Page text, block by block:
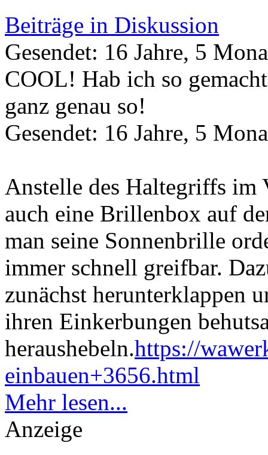
Beiträge in Diskussion
Gesendet: 16 Jahre, 5
COOL! Hab ich so
ganz genau so!
Gesendet: 16 Jahre, 5
Anstelle des Haltegriffs
auch eine Brillenbox auf
man seine Sonnenbrille
immer schnell greifbar.
zunächst herunterklappen
ihren Einkerbungen
heraushebeln.https://
einbauen+3656.html
Mehr lesen...
Anzeige